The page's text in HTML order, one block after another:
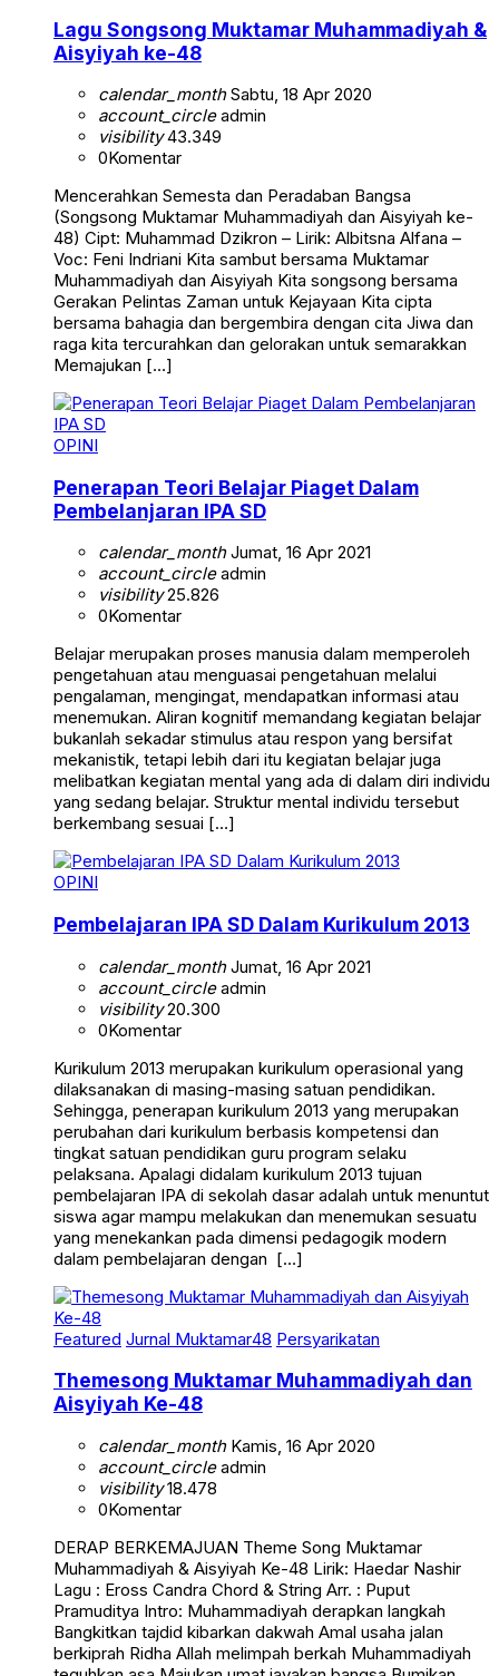
Lagu Songsong Muktamar Muhammadiyah &
Aisyiyah ke-48
calendar_monthSabtu, 18 Apr 2020
account_circleadmin
visibility43.349
0Komentar
Mencerahkan Semesta dan Peradaban Bangsa
(Songsong Muktamar Muhammadiyah dan Aisyiyah ke-
48) Cipt: Muhammad Dzikron – Lirik: Albitsna Alfana –
Voc: Feni Indriani Kita sambut bersama Muktamar
Muhammadiyah dan Aisyiyah Kita songsong bersama
Gerakan Pelintas Zaman untuk Kejayaan Kita cipta
bersama bahagia dan bergembira dengan cita Jiwa dan
raga kita tercurahkan dan gelorakan untuk semarakkan
Memajukan […]
OPINI
Penerapan Teori Belajar Piaget Dalam
Pembelanjaran IPA SD
calendar_monthJumat, 16 Apr 2021
account_circleadmin
visibility25.826
0Komentar
Belajar merupakan proses manusia dalam memperoleh
pengetahuan atau menguasai pengetahuan melalui
pengalaman, mengingat, mendapatkan informasi atau
menemukan. Aliran kognitif memandang kegiatan belajar
bukanlah sekadar stimulus atau respon yang bersifat
mekanistik, tetapi lebih dari itu kegiatan belajar juga
melibatkan kegiatan mental yang ada di dalam diri individu
yang sedang belajar. Struktur mental individu tersebut
berkembang sesuai […]
OPINI
Pembelajaran IPA SD Dalam Kurikulum 2013
calendar_monthJumat, 16 Apr 2021
account_circleadmin
visibility20.300
0Komentar
Kurikulum 2013 merupakan kurikulum operasional yang
dilaksanakan di masing-masing satuan pendidikan.
Sehingga, penerapan kurikulum 2013 yang merupakan
perubahan dari kurikulum berbasis kompetensi dan
tingkat satuan pendidikan guru program selaku
pelaksana. Apalagi didalam kurikulum 2013 tujuan
pembelajaran IPA di sekolah dasar adalah untuk menuntut
siswa agar mampu melakukan dan menemukan sesuatu
yang menekankan pada dimensi pedagogik modern
dalam pembelajaran dengan […]
Featured Jurnal Muktamar48 Persyarikatan
Themesong Muktamar Muhammadiyah dan
Aisyiyah Ke-48
calendar_monthKamis, 16 Apr 2020
account_circleadmin
visibility18.478
0Komentar
DERAP BERKEMAJUAN Theme Song Muktamar
Muhammadiyah & Aisyiyah Ke-48 Lirik: Haedar Nashir
Lagu : Eross Candra Chord & String Arr. : Puput
Pramuditya Intro: Muhammadiyah derapkan langkah
Bangkitkan tajdid kibarkan dakwah Amal usaha jalan
berkiprah Ridha Allah melimpah berkah Muhammadiyah